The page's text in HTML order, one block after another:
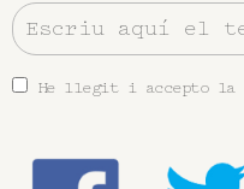
He llegit i accepto la